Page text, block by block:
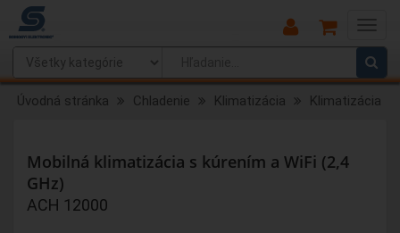
Main
Menu
Úvodná stránka Chladenie Klimatizácia Klimatizácia
Mobilná klimatizácia s kúrením a WiFi (2,4
GHz)
ACH 12000